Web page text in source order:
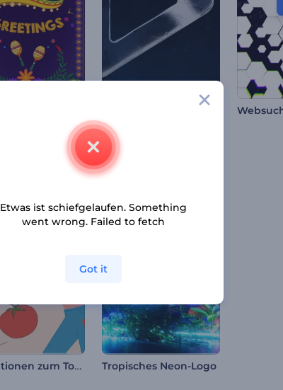
Animationen zum Tomatina Fest Tropisches Neon-Logo
Etwas ist schiefgelaufen. Something
went wrong. Failed to fetch
Got it